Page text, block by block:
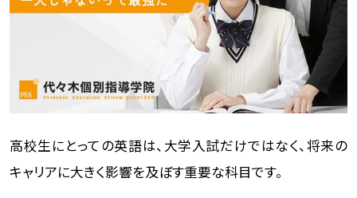
高校生にとっての英語は、大学入試だけではなく、将来の
キャリアに大きく影響を及ぼす重要な科目です。